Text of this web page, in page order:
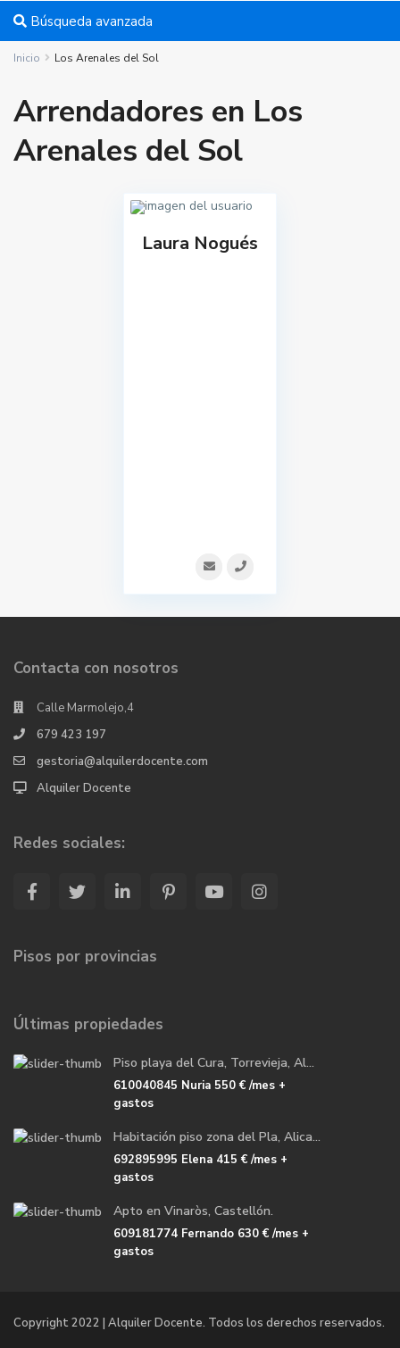
Búsqueda avanzada
Inicio Los Arenales del Sol
Arrendadores en Los
Arenales del Sol
Laura Nogués
Contacta con nosotros
Calle Marmolejo,4
679 423 197
gestoria@alquilerdocente.com
Alquiler Docente
Redes sociales:
Pisos por provincias
Últimas propiedades
Piso playa del Cura, Torrevieja, Al...
610040845 Nuria 550 €/mes +
gastos
Habitación piso zona del Pla, Alica...
692895995 Elena 415 €/mes +
gastos
Apto en Vinaròs, Castellón.
609181774 Fernando 630 €/mes +
gastos
Copyright 2022 | Alquiler Docente. Todos los derechos reservados.